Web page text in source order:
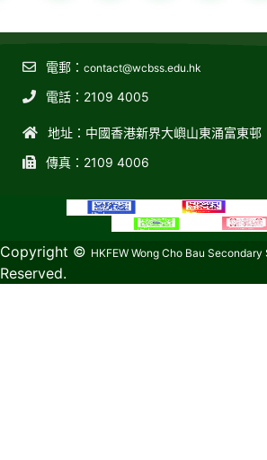
電郵： contact@wcbss.edu.hk
電話：2109 4005
地址：中國香港新界大嶼山東涌富東邨
傳真：2109 4006
教育傳媒集團
Copyright © HKFEW Wong Cho Bau Secondary
Reserved.